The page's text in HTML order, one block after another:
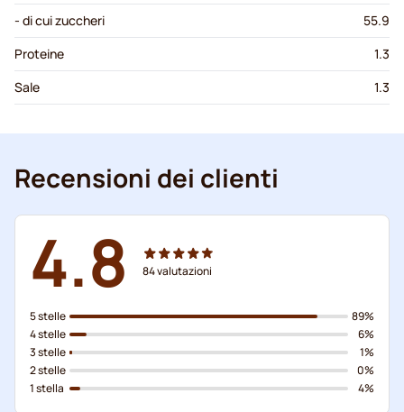
- di cui zuccheri
55.9
Proteine
1.3
Sale
1.3
Recensioni dei clienti
4.8 84valutazioni
5 stelle
4 stelle
3 stelle
2 stelle
1 stella
89%
6%
1%
0%
4%